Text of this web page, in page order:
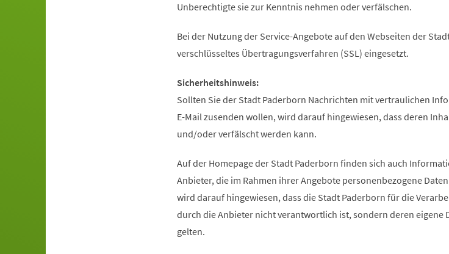
Unberechtigte sie zur Kenntnis nehmen oder verfälschen.
Bei der Nutzung der Service-Angebote auf den Webseiten der
verschlüsseltes Übertragungsverfahren (SSL) eingesetzt.
Sicherheitshinweis:
Sollten Sie der Stadt Paderborn Nachrichten mit vertraulichen
E-Mail zusenden wollen, wird darauf hingewiesen, dass deren
und/oder verfälscht werden kann.
Auf der Homepage der Stadt Paderborn finden sich auch
Anbieter, die im Rahmen ihrer Angebote personenbezogene
wird darauf hingewiesen, dass die Stadt Paderborn für die
durch die Anbieter nicht verantwortlich ist, sondern deren eigene
gelten.